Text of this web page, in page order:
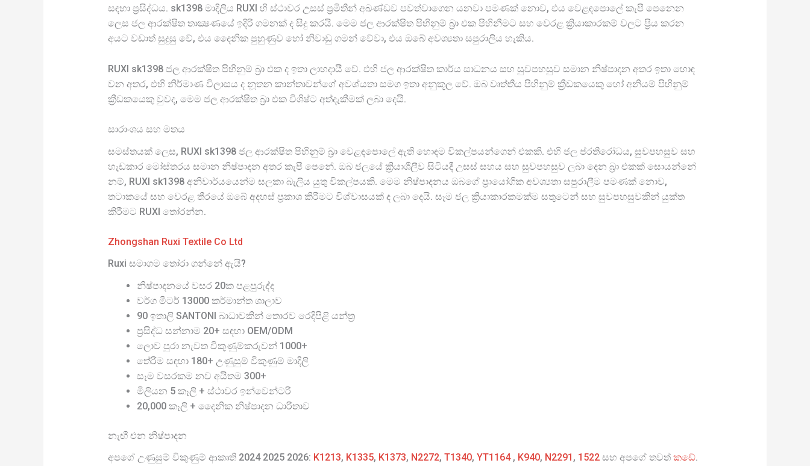
සඳහා ප්‍රසිද්ධය. sk1398 මාදිලිය RUXI හි ස්ථාවර උසස් ප්‍රමිතීන් අඛණ්ඩව පවත්වාගෙන යනවා පමණක් නොව, එය වෙළඳපොලේ කැපී පෙනෙන
ලෙස ජල ආරක්ෂිත තාක්‍ෂණයේ ඉදිරි ගමනක් ද සිදු කරයි. මෙම ජල ආරක්ෂිත පිහිනුම් බ්‍රා එක පිහිනීමට සහ වෙරළ ක්‍රියාකාරකම් වලට ප්‍රිය කරන
අයට වඩාත් සුදුසු වේ, එය දෛනික පුහුණුව හෝ නිවාඩු ගමන් වේවා, එය ඔබේ අවශ්‍යතා සපුරාලිය හැකිය.
RUXI sk1398 ජල ආරක්ෂිත පිහිනුම් බ්‍රා එක ද ඉතා ලාභදායී වේ. එහි ජල ආරක්ෂිත කාර්ය සාධනය සහ සුවපහසුව සමාන නිෂ්පාදන අතර ඉතා හොඳ
වන අතර, එහි නිර්මාණ විලාසය ද නූතන කාන්තාවන්ගේ අවශ්යතා සමග ඉතා අනුකූල වේ. ඔබ වෘත්තීය පිහිනුම් ක්‍රීඩකයෙකු හෝ අනියම් පිහිනුම්
ක්‍රීඩකයෙකු වුවද, මෙම ජල ආරක්ෂිත බ්‍රා එක විශිෂ්ට අත්දැකීමක් ලබා දෙයි.
සාරාංශය සහ මතය
සමස්තයක් ලෙස, RUXI sk1398 ජල ආරක්ෂිත පිහිනුම් බ්‍රා වෙළඳපොලේ ඇති හොඳම විකල්පයන්ගෙන් එකකි. එහි ජල ප්රතිරෝධය, සුවපහසුව සහ
හැඩකාර මෝස්තරය සමාන නිෂ්පාදන අතර කැපී පෙනේ. ඔබ ජලයේ ක්‍රියාශීලීව සිටියදී උසස් සහය සහ සුවපහසුව ලබා දෙන බ්‍රා එකක් සොයන්නේ
නම්, RUXI sk1398 අනිවාර්යයෙන්ම සලකා බැලිය යුතු විකල්පයකි. මෙම නිෂ්පාදනය ඔබගේ ප්‍රායෝගික අවශ්‍යතා සපුරාලීම පමණක් නොව,
තටාකයේ සහ වෙරළ තීරයේ ඔබේ අදහස් ප්‍රකාශ කිරීමට විශ්වාසයක් ද ලබා දෙයි. සෑම ජල ක්‍රියාකාරකමක්ම සතුටෙන් සහ සුවපහසුවකින් යුක්ත
කිරීමට RUXI තෝරන්න.
Zhongshan Ruxi Textile Co Ltd
Ruxi සමාගම තෝරා ගන්නේ ඇයි?
නිෂ්පාදනයේ වසර 20ක පළපුරුද්ද
වර්ග මීටර් 13000 කර්මාන්ත ශාලාව
90 ඉතාලි SANTONI බාධාවකින් තොරව රෙදිපිළි යන්ත්‍ර
ප්‍රසිද්ධ සන්නාම 20+ සඳහා OEM/ODM
ලොව පුරා නැවත විකුණුම්කරුවන් 1000+
තේරීම සඳහා 180+ උණුසුම් විකුණුම් මාදිලි
සෑම වසරකම නව අයිතම 300+
මිලියන 5 කෑලි + ස්ථාවර ඉන්වෙන්ටරි
20,000 කෑලි + දෛනික නිෂ්පාදන ධාරිතාව
නැඟී එන නිෂ්පාදන
අපගේ උණුසුම් විකුණුම් ආකෘති 2024 2025 2026: K1213, K1335, K1373, N2272, T1340, YT1164, K940, N2291 , 1522 සහ අපගේ තවත් කඩේ.